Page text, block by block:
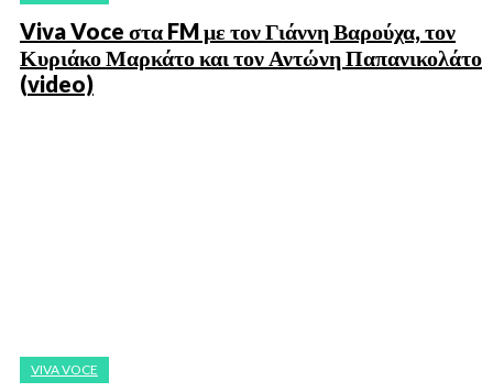
Viva Voce στα FM με τον Γιάννη Βαρούχα, τον
Κυριάκο Μαρκάτο και τον Αντώνη Παπανικολάτο
(video)
VIVA VOCE